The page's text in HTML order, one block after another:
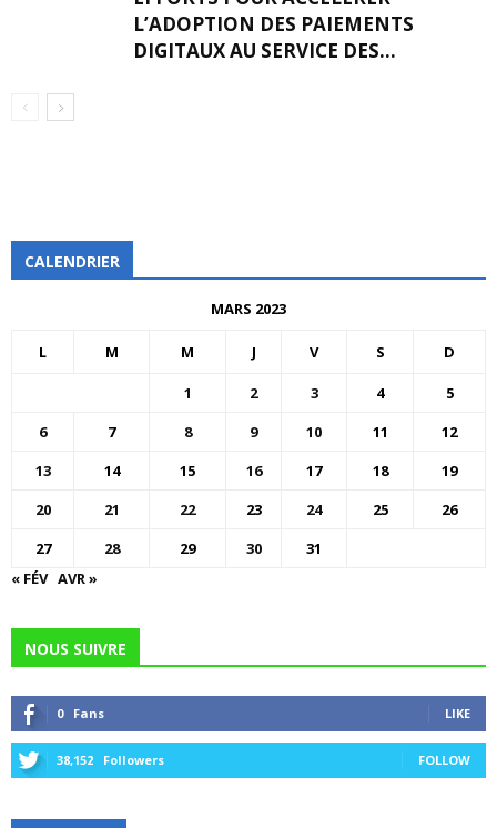
L’ADOPTION DES PAIEMENTS
DIGITAUX AU SERVICE DES...
CALENDRIER
MARS 2023
L M M J V S D
1 2 3 4
5
6
7 8 9 10 11
12
13
14 15 16 17 18
19
20
21 22 23 24 25
26
27
28 29 30
31
« FÉV AVR »
NOUS SUIVRE
0 Fans LIKE
38,152 Followers FOLLOW